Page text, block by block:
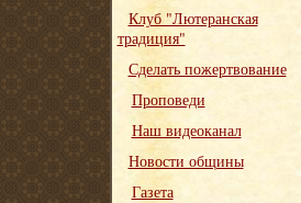
Клуб "Лютеранская
традиция"
Сделать пожертвование
Проповеди
Наш видеоканал
Новости общины
Газета